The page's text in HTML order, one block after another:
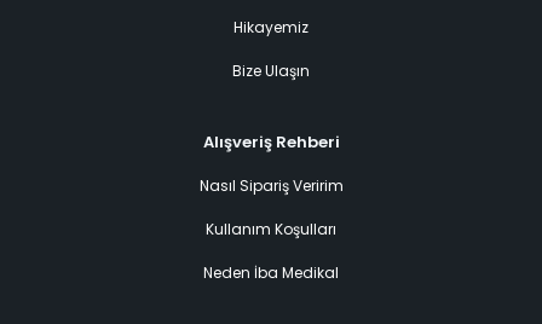
Hikayemiz
Bize Ulaşın
Alışveriş Rehberi
Nasıl Sipariş Veririm
Kullanım Koşulları
Neden İba Medikal